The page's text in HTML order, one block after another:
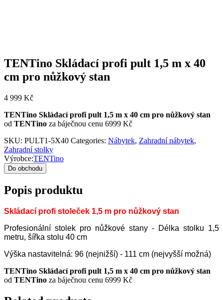
TENTino Skládací profi pult 1,5 m x 40
cm pro nůžkový stan
4 999 Kč
TENTino Skládací profi pult 1,5 m x 40 cm pro nůžkový stan
od TENTino za báječnou cenu 6999 Kč
SKU: PULT1-5X40 Categories: Nábytek, Zahradní nábytek,
Zahradní stolky
Výrobce:TENTino
Do obchodu
Popis produktu
Skládací profi stoleček 1,5 m pro nůžkový stan
Profesionální stolek pro nůžkové stany - Délka stolku 1,5
metru, šířka stolu 40 cm
Výška nastavitelná: 96 (nejnižší) - 111 cm (nejvyšší možná)
TENTino Skládací profi pult 1,5 m x 40 cm pro nůžkový stan
od TENTino za báječnou cenu 6999 Kč